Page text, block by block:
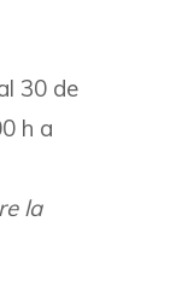
30 de
h a
la